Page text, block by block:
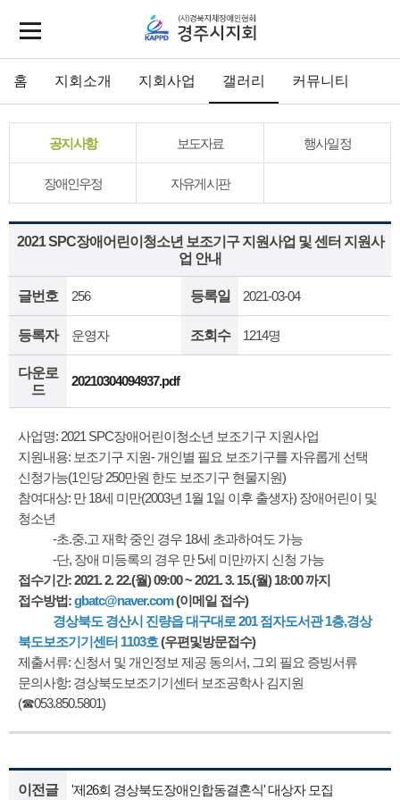
홈 지회소개 지회사업 갤러리 커뮤니티
공지사항 보도자료 행사일정
장애인우정 자유게시판
2021 SPC장애어린이청소년 보조기구 지원사업 및 센터 지원사
업 안내
글번호 256 등록일 2021-03-04
등록자 운영자 조회수 1214명
다운로
드
20210304094937.pdf
사업명: 2021 SPC장애어린이청소년 보조기구 지원사업
지원내용: 보조기구 지원- 개인별 필요 보조기구를 자유롭게 선택
신청가능(1인당 250만원 한도 보조기구 현물지원)
참여대상: 만 18세 미만(2003년 1월 1일 이후 출생자) 장애어린이 및
청소년
-초.중.고 재학 중인 경우 18세 초과하여도 가능
-단, 장애 미등록의 경우 만 5세 미만까지 신청 가능
접수기간: 2021. 2. 22.(월) 09:00 ~ 2021. 3. 15.(월) 18:00 까지
접수방법:gbatc@naver.com(이메일 접수)
경상북도 경산시 진량읍 대구대로 201 점자도서관 1층,경상
북도보조기기센터 1103호(우편및방문접수)
제출서류: 신청서 및 개인정보 제공 동의서, 그외 필요 증빙서류
문의사항: 경상북도보조기기센터 보조공학사 김지원
(☎053.850.5801)
이전글 '제26회 경상북도장애인합동결혼식' 대상자 모집